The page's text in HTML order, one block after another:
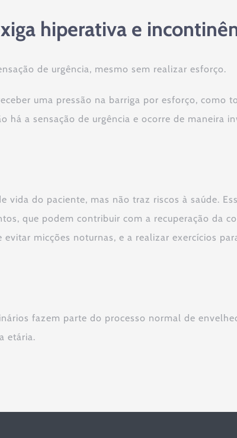
hiperativa e
de urgência, mesmo sem realizar esforço.
uma pressão na barriga por esforço, como
há a sensação de urgência e ocorre de maneira
vida do paciente, mas não traz riscos à saúde.
que podem contribuir com a recuperação da
micções noturnas, e a realizar exercícios
fazem parte do processo normal de
etária.